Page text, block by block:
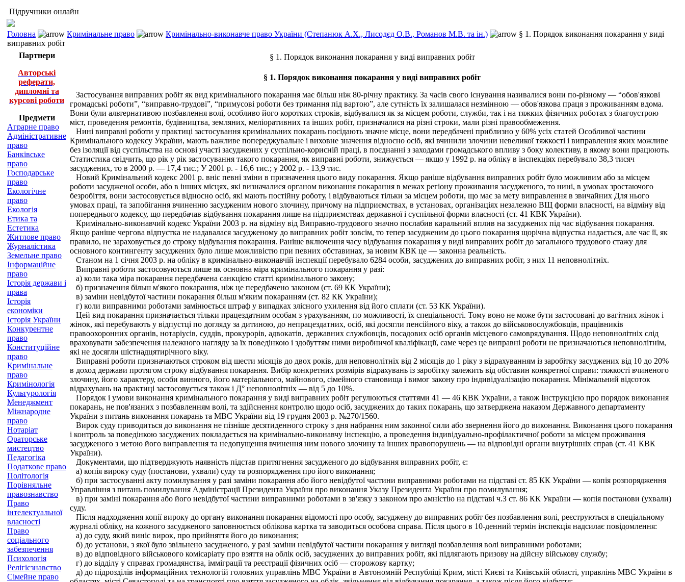
Підручники онлайн
Головна Кримінальне право Кримінально-виконавче право України (Степанюк А.X., Лисодєд О.В., Романов М.В. та ін.)
§ 1. Порядок виконання покарання у виді
виправних робіт
Партнери
Авторські
реферати,
дипломні та
курсові роботи
Предмети
Аграрне право
Адміністративне
право
Банківське
право
Господарське
право
Екологічне
право
Екологія
Етика та
Естетика
Житлове право
Журналістика
Земельне право
Інформаційне
право
Історія держави і
права
Історія
економіки
Історія України
Конкурентне
право
Конституційне
право
Кримінальне
право
Кримінологія
Культурологія
Менеджмент
Міжнародне
право
Нотаріат
Ораторське
мистецтво
Педагогіка
Податкове право
Політологія
Порівняльне
правознавство
Право
інтелектуальної
власності
Право
соціального
забезпечення
Психологія
Релігієзнавство
Сімейне право
§ 1. Порядок виконання покарання у виді виправних робіт
§ 1. Порядок виконання покарання у виді виправних робіт
Застосування виправних робіт як вид кримінального покарання має більш ніж 80-річну практику. За часів свого існування називалися вони по-різному — “обов'язкові
громадські роботи”, “виправно-трудові”, “примусові роботи без тримання під вартою”, але сутність їх залишалася незмінною — обов'язкова праця з проживанням вдома.
Вони були альтернативою позбавлення волі, особливо його коротких строків, відбувалися як за місцем роботи, служби, так і на тяжких фізичних роботах з благоустрою
міст, проведення ремонтів, будівництва, земляних, меліоративних та інших робіт, призначалися на різні строки, мали різні правообмеження.
Нині виправні роботи у практиці застосування кримінальних покарань посідають значне місце, вони передбачені приблизно у 60% усіх статей Особливої частини
Кримінального кодексу України, мають важливе попереджувальне і виховне значення відносно осіб, які вчинили злочини невеликої тяжкості і виправлення яких можливе
без ізоляції від суспільства на основі участі засуджених у суспільно-корисній праці, в поєднанні з заходами громадського впливу з боку колективу, в якому вони працюють.
Статистика свідчить, що рік у рік застосування такого покарання, як виправні роботи, знижується — якщо у 1992 р. на обліку в інспекціях перебувало 38,3 тисяч
засуджених, то в 2000 р. — 17,4 тис.; У 2001 р. - 16,6 тис.; у 2002 р. - 13,9 тис.
Новий Кримінальний кодекс 2001 р. вніс певні зміни в призначення цього виду покарання. Якщо раніше відбування виправних робіт було можливим або за місцем
роботи засудженої особи, або в інших місцях, які визначалися органом виконання покарання в межах регіону проживання засудженого, то нині, в умовах зростаючого
безробіття, вони застосовується відносно осіб, які мають постійну роботу, і відбуваються тільки за місцем роботи, що має за мету виправлення в звичайних Для нього
умовах праці, та запобігання вчиненню засудженим нового злочину, причому на підприємствах, в установах, організаціях незалежно ВЩ форми власності, на відміну від
попереднього кодексу, що передбачав відбування покарання лише на підприємствах державної і суспільної форми власності (ст. 41 КВК України).
Кримінально-виконавчий кодекс України 2003 р. на відміну від Виправно-трудового значно послабив каральний вплив на засуджених під час відбування покарання.
Якщо раніше чергова відпустка не надавалася засудженому до виправних робіт зовсім, то тепер засудженим до цього покарання щорічна відпустка надається, але час її, як
правило, не зараховується до строку відбування покарання. Раніше включення часу відбування покарання у виді виправних робіт до загального трудового стажу для
основного контингенту засуджених було лише можливістю при певних обставинах, за новим КВК це — законна реальність.
Станом на 1 січня 2003 р. на обліку в кримінально-виконавчій інспекції перебувало 6284 особи, засуджених до виправних робіт, з них 11 неповнолітніх.
Виправні роботи застосовуються лише як основна міра кримінального покарання у разі:
а) коли така міра покарання передбачена санкцією статті кримінального закону;
б) призначення більш м'якого покарання, ніж це передбачено законом (ст. 69 КК України);
в) заміни невідбутої частини покарання більш м'яким покаранням (ст. 82 КК України);
г) коли виправними роботами замінюється штраф у випадках злісного ухилення від його сплати (ст. 53 КК України).
Цей вид покарання призначається тільки працездатним особам з урахуванням, по можливості, їх спеціальності. Тому воно не може бути застосовані до вагітних жінок і
жінок, які перебувають у відпустці по догляду за дитиною, до непрацездатних, осіб, які досягли пенсійного віку, а також до військовослужбовців, працівників
правоохоронних органів, нотаріусів, суддів, прокурорів, адвокатів, державних службовців, посадових осіб органів місцевого самоврядування. Щодо неповнолітніх слід
враховувати забезпечення належного нагляду за їх поведінкою і здобуттям ними виробничої кваліфікації, саме через це виправні роботи не призначаються неповнолітнім,
які не досягли шістнадцятирічного віку.
Виправні роботи призначаються строком від шести місяців до двох років, для неповнолітніх від 2 місяців до 1 ріку з відрахуванням із заробітку засуджених від 10 до 20%
в доход держави протягом строку відбування покарання. Вибір конкретних розмірів відрахувань із заробітку залежить від обставин конкретної справи: тяжкості вчиненого
злочину, його характеру, особи винного, його матеріального, майнового, сімейного становища і вимог закону про індивідуалізацію покарання. Мінімальний відсоток
відрахувань на практиці застосовується також і Д° неповнолітніх — від 5 до 10%.
Порядок і умови виконання кримінального покарання у виді виправних робіт регулюються статтями 41 — 46 КВК України, а також Інструкцією про порядок виконання
покарань, не пов'язаних з позбавленням волі, та здійснення контролю щодо осіб, засуджених до таких покарань, що затверджена наказом Державного департаменту
України з питань виконання покарань та МВС України від 19 грудня 2003 р. №270/1560.
Вирок суду приводиться до виконання не пізніше десятиденного строку з дня набрання ним законної сили або звернення його до виконання. Виконання цього покарання
і контроль за поведінкою засуджених покладається на кримінально-виконавчу інспекцію, а проведення індивідуально-профілактичної роботи за місцем проживання
засудженого з метою його виправлення та недопущення вчинення ним нового злочину та інших правопорушень — на відповідні органи внутрішніх справ (ст. 41 КВК
України).
Документами, що підтверджують наявність підстав притягнення засудженого до відбування виправних робіт, є:
а) копія вироку суду (постанови, ухвали) суду та розпорядження про його виконання;
б) при застосуванні акту помилування у разі заміни покарання або його невідбутої частини виправними роботами на підставі ст. 85 КК України — копія розпорядження
Управління з питань помилування Адміністрації Президента України про виконання Указу Президента України про помилування;
в) при заміні покарання або його невідбутої частини виправними роботами в зв'язку з законом про амністію на підставі ч.З ст. 86 КК України — копія постанови (ухвали)
суду.
Після надходження копії вироку до органу виконання покарання відомості про особу, засуджену до виправних робіт без позбавлення волі, реєструються в спеціальному
журналі обліку, на кожного засудженого заповнюється облікова картка та заводиться особова справа. Після цього в 10-денний термін інспекція надсилає повідомлення:
а) до суду, який виніс вирок, про прийняття його до виконання;
б) до установи, з якої було звільнено засудженого, у разі заміни невідбутої частини покарання у вигляді позбавлення волі виправними роботами;
в) до відповідного військового комісаріату про взяття на облік осіб, засуджених до виправних робіт, які підлягають призову на дійсну військову службу;
г) до відділу у справах громадянства, імміграції та реєстрації фізичних осіб — сторожову картку;
д) до підрозділів інформаційних технологій головних управлінь МВС України в Автономній Республіці Крим, місті Києві та Київській області, управлінь МВС України в